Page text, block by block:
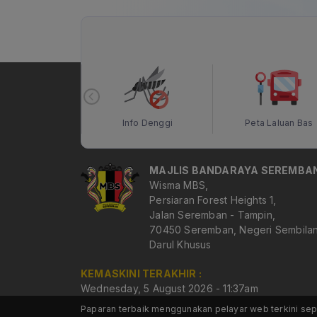
Info Denggi Peta Laluan Bas
MAJLIS BANDARAYA
Wisma MBS,
Persiaran Forest Heights 1,
Jalan Seremban - Tampin,
70450 Seremban, Negeri Sembilan
Darul Khusus
KEMASKINI TERAKHIR :
Wednesday, 5 August 2026 - 11:37am
Paparan terbaik menggunakan pelayar web terkini